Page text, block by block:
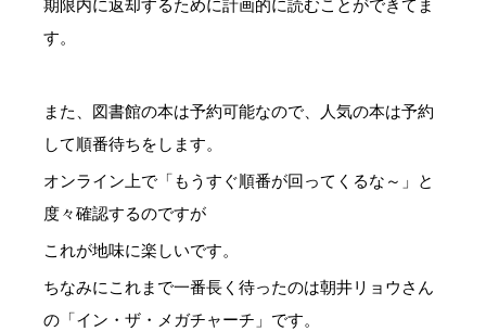
期限内に返却するために計画的に読むことができてま
す。
また、図書館の本は予約可能なので、人気の本は予約
して順番待ちをします。
オンライン上で「もうすぐ順番が回ってくるな～」と
度々確認するのですが
これが地味に楽しいです。
ちなみにこれまで一番長く待ったのは朝井リョウさん
の「イン・ザ・メガチャーチ」です。